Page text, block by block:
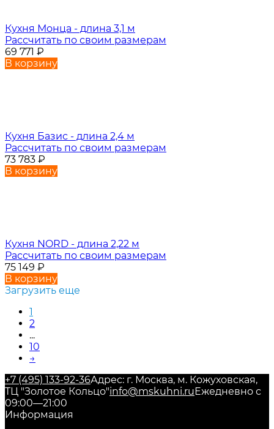
Кухня Монца - длина 3,1 м
Рассчитать по своим размерам
69 771 ₽
В корзину
Кухня Базис - длина 2,4 м
Рассчитать по своим размерам
73 783 ₽
В корзину
Кухня NORD - длина 2,22 м
Рассчитать по своим размерам
75 149 ₽
В корзину
Загрузить еще
1
2
...
10
→
+7 (495) 133-92-36Адрес: г. Москва, м. Кожуховская,
ТЦ "Золотое Кольцо"info@mskuhni.ruЕжедневно с
09:00—21:00
Информация